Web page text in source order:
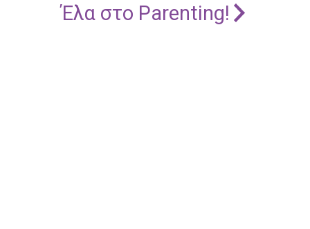
Έλα στο Parenting!